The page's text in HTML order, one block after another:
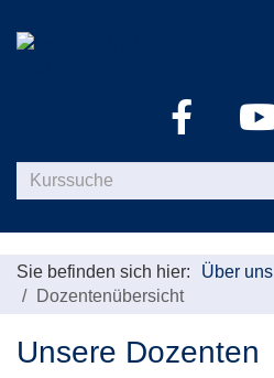
Sie befinden sich hier: Über uns
Dozentenübersicht
Unsere Dozenten